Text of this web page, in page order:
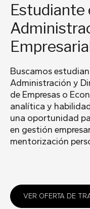
Estudiante
Buscamos
Administración y
de Empresas o
analítica y
una oportunidad
en gestión
mentorización
VER OFERTA DE